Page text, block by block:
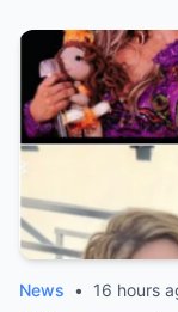
News • 16 hours